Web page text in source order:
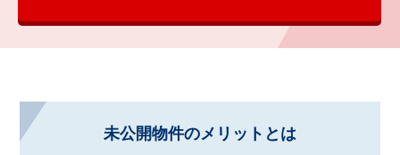
未公開物件のメリットとは